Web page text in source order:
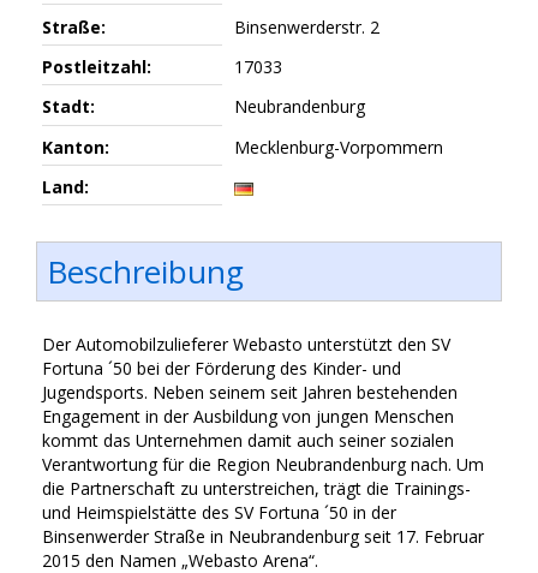
Straße:
Binsenwerderstr. 2
Postleitzahl:
17033
Stadt:
Neubrandenburg
Kanton:
Mecklenburg-Vorpommern
Land:
Beschreibung
Der Automobilzulieferer Webasto unterstützt den SV
Fortuna ´50 bei der Förderung des Kinder- und
Jugendsports. Neben seinem seit Jahren bestehenden
Engagement in der Ausbildung von jungen Menschen
kommt das Unternehmen damit auch seiner sozialen
Verantwortung für die Region Neubrandenburg nach. Um
die Partnerschaft zu unterstreichen, trägt die Trainings-
und Heimspielstätte des SV Fortuna ´50 in der
Binsenwerder Straße in Neubrandenburg seit 17. Februar
2015 den Namen „Webasto Arena“.